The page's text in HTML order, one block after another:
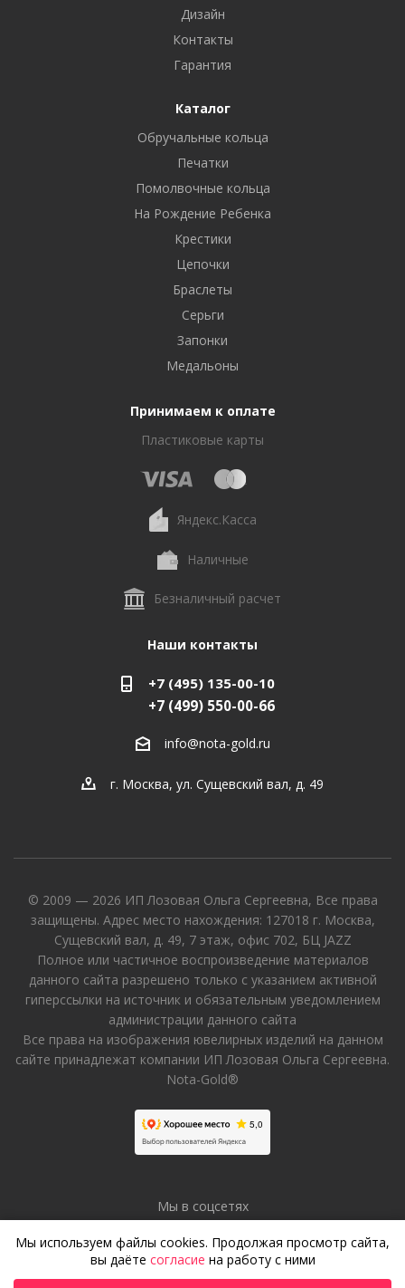
Дизайн
Контакты
Гарантия
Каталог
Обручальные кольца
Печатки
Помолвочные кольца
На Рождение Ребенка
Крестики
Цепочки
Браслеты
Серьги
Запонки
Медальоны
Принимаем к оплате
Пластиковые карты
Яндекс.Касса
Наличные
Безналичный расчет
Наши контакты
+7 (495) 135-00-10
+7 (499) 550-00-66
info@nota-gold.ru
г. Москва, ул. Сущевский вал, д. 49
© 2009 — 2026 ИП Лозовая Ольга Сергеевна, Все права
защищены. Адрес место нахождения: 127018 г. Москва,
Сущевский вал, д. 49, 7 этаж, офис 702, БЦ JAZZ
Полное или частичное воспроизведение материалов
данного сайта разрешено только с указанием активной
гиперссылки на источник и обязательным уведомлением
администрации данного сайта
Все права на изображения ювелирных изделий на данном
сайте принадлежат компании ИП Лозовая Ольга Сергеевна.
Nota-Gold®
Мы в соцсетях
Мы используем файлы cookies. Продолжая просмотр сайта,
вы даёте согласие на работу с ними